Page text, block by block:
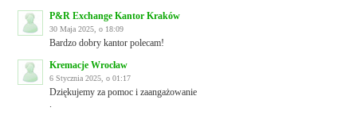
P&R Exchange Kantor Kraków
30 Maja 2025, o 18:09
Bardzo dobry kantor polecam!
Kremacje Wrocław
6 Stycznia 2025, o 01:17
Dziękujemy za pomoc i zaangażowanie